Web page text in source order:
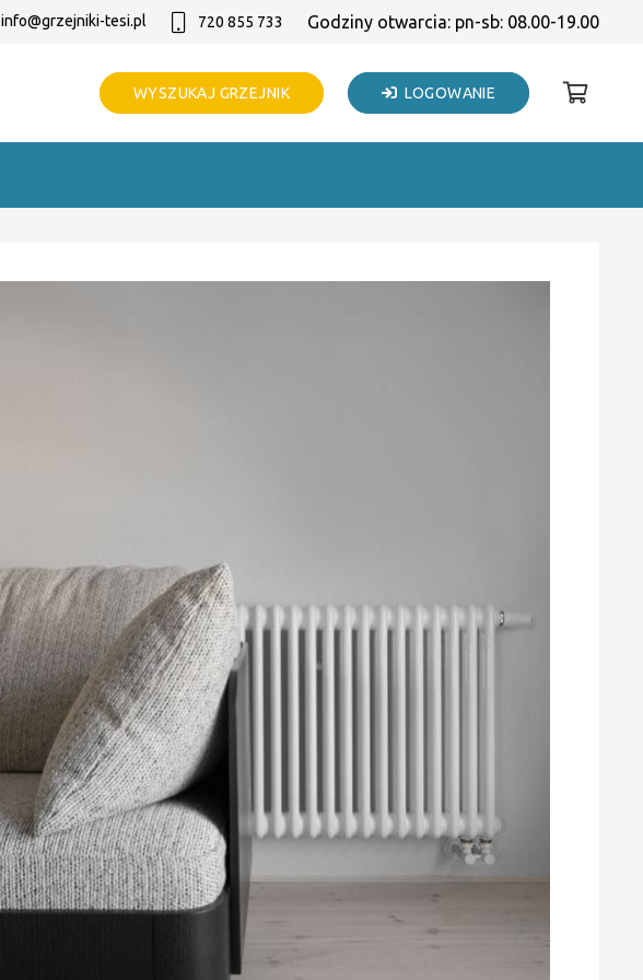
info@grzejniki-tesi.pl 720 855 733 Godziny otwarcia: pn-sb: 08.00-19.00
WYSZUKAJ GRZEJNIK LOGOWANIE